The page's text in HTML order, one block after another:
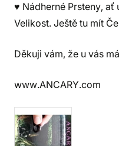
♥ Nádherné Prsteny,
Velikost. Ještě tu mít
Děkuji vám, že u vás
www.ANCARY.com